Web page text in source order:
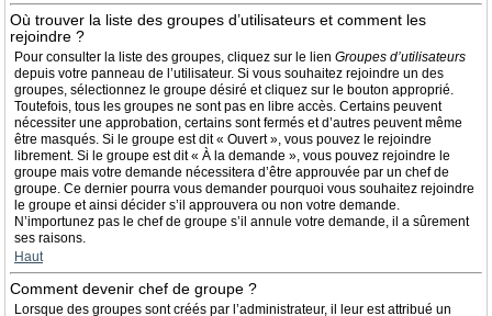
Où trouver la liste des groupes d’utilisateurs et comment les
rejoindre ?
Pour consulter la liste des groupes, cliquez sur le lien Groupes d’utilisateurs
depuis votre panneau de l’utilisateur. Si vous souhaitez rejoindre un des
groupes, sélectionnez le groupe désiré et cliquez sur le bouton approprié.
Toutefois, tous les groupes ne sont pas en libre accès. Certains peuvent
nécessiter une approbation, certains sont fermés et d’autres peuvent même
être masqués. Si le groupe est dit « Ouvert », vous pouvez le rejoindre
librement. Si le groupe est dit « À la demande », vous pouvez rejoindre le
groupe mais votre demande nécessitera d’être approuvée par un chef de
groupe. Ce dernier pourra vous demander pourquoi vous souhaitez rejoindre
le groupe et ainsi décider s’il approuvera ou non votre demande.
N’importunez pas le chef de groupe s’il annule votre demande, il a sûrement
ses raisons.
Haut
Comment devenir chef de groupe ?
Lorsque des groupes sont créés par l’administrateur, il leur est attribué un